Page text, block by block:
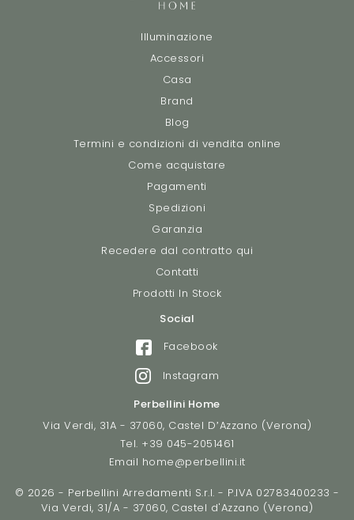
Illuminazione
Accessori
Casa
Brand
Blog
Termini e condizioni di vendita online
Come acquistare
Pagamenti
Spedizioni
Garanzia
Recedere dal contratto qui
Contatti
Prodotti In Stock
Social
Facebook
Instagram
Perbellini Home
Via Verdi, 31A - 37060, Castel D’Azzano (Verona)
Tel. +39 045-2051461
Email home@perbellini.it
© 2026 - Perbellini Arredamenti S.r.l. - P.IVA 02783400233 -
Via Verdi, 31/A - 37060, Castel d'Azzano (Verona)